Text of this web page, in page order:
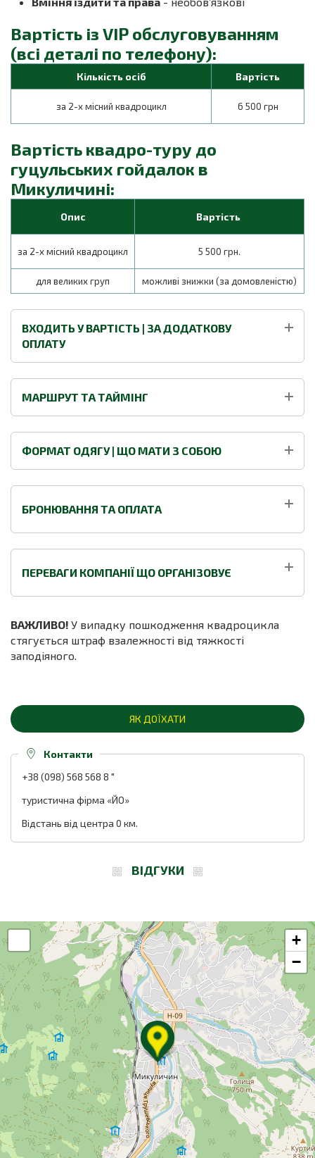
Вартість із VIP обслуговуванням
(всі деталі по телефону):
Кількість осіб Вартість
за 2-х місний квадроцикл 6 500 грн
Вартість квадро-туру до
гуцульських гойдалок в
Микуличині:
Опис Вартість
за 2-х місний квадроцикл 5 500 грн.
для великих груп можливі знижки (за домовленістю)
ВХОДИТЬ У ВАРТІСТЬ | ЗА ДОДАТКОВУ
ОПЛАТУ
МАРШРУТ ТА ТАЙМІНГ
ФОРМАТ ОДЯГУ | ЩО МАТИ З СОБОЮ
БРОНЮВАННЯ ТА ОПЛАТА
ПЕРЕВАГИ КОМПАНІЇ ЩО ОРГАНІЗОВУЄ
ВАЖЛИВО! У випадку пошкодження квадроцикла
стягується штраф взалежності від тяжкості
заподіяного.
ЯК ДОЇХАТИ
Контакти
+38 (098) 568 568 8 "
туристична фірма «ЙО»
Відстань від центра 0 км.
ВІДГУКИ
+
−